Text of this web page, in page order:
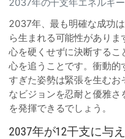
2037年の干支年エネルギ
2037年、最も明確な成功
ら生まれる可能性がありま
心を硬くせずに決断するこ
心を追うことです。衝動的
すぎた姿勢は緊張を生むお
なビジョンを忍耐と優雅さ
を発揮できるでしょう。
2037年が12干支に与